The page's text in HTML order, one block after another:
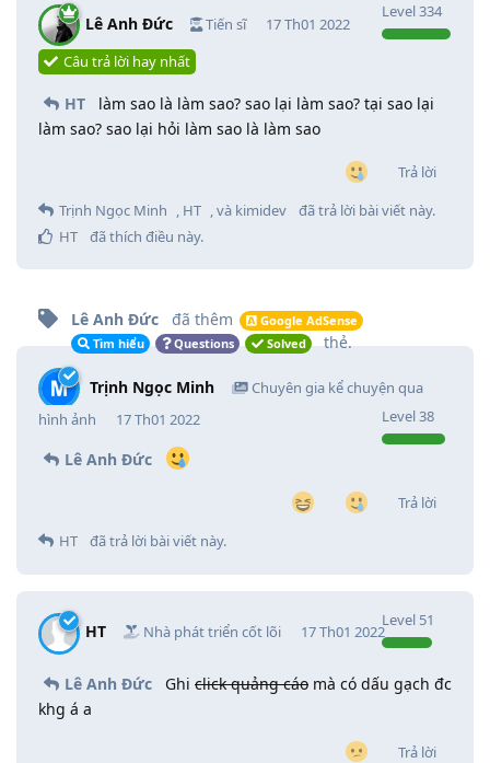
Lê Anh Đức Tiến sĩ
Level334
17 Th01 2022
Câu trả lời hay nhất
HT
làm sao là làm sao? sao lại làm sao? tại sao lại
làm sao? sao lại hỏi làm sao là làm sao
Trả lời
Trịnh Ngọc Minh , HT , và kimidev
đã trả lời bài viết này.
HT
đã thích điều này.
Lê Anh Đức đã thêm
Google AdSense
Tìm hiểu
Questions Solved thẻ.
Trịnh Ngọc Minh
Chuyên gia kể chuyện qua
hình ảnh
Level38
17 Th01 2022
Lê Anh Đức
Trả lời
HT
đã trả lời bài viết này.
HT Nhà phát triển cốt lõi
Level 51
17 Th01 2022
Lê Anh Đức Ghi click quảng cáo mà có dấu gạch đc
khg á a
Trả lời